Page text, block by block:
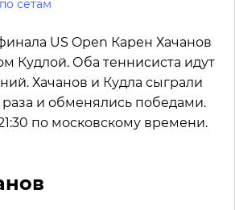
сетам
US Open Карен Хачанов
Кудлой. Оба теннисиста идут
Хачанов и Кудла сыграли
и обменялись победами.
по московскому времени.